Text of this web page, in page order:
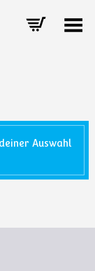
Toggle Menu
Auswahl